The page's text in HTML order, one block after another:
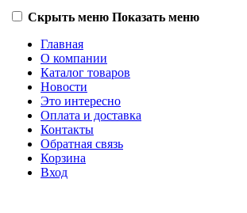
Скрыть меню Показать меню
Главная
О компании
Каталог товаров
Новости
Это интересно
Оплата и доставка
Контакты
Обратная связь
Корзина
Вход